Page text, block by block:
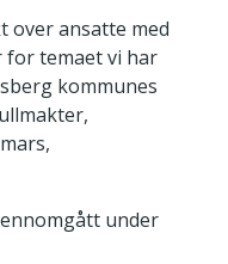
over ansatte med
for temaet vi har
kommunes
under